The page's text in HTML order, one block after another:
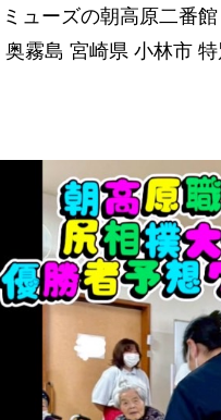
ミューズの朝高原二番館
奥霧島 宮崎県 小林市